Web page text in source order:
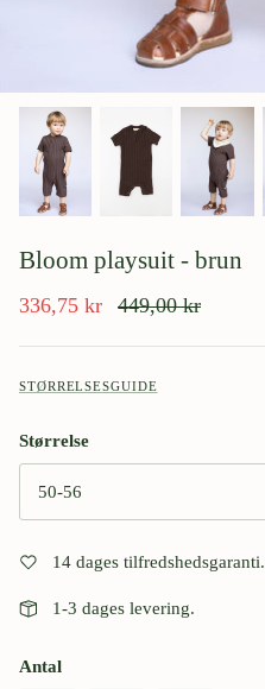
Bloom playsuit - brun
336,75 kr 449,00 kr
STØRRELSESGUIDE
Størrelse
50-56
14 dages tilfredshedsgaranti.
1-3 dages levering.
Antal